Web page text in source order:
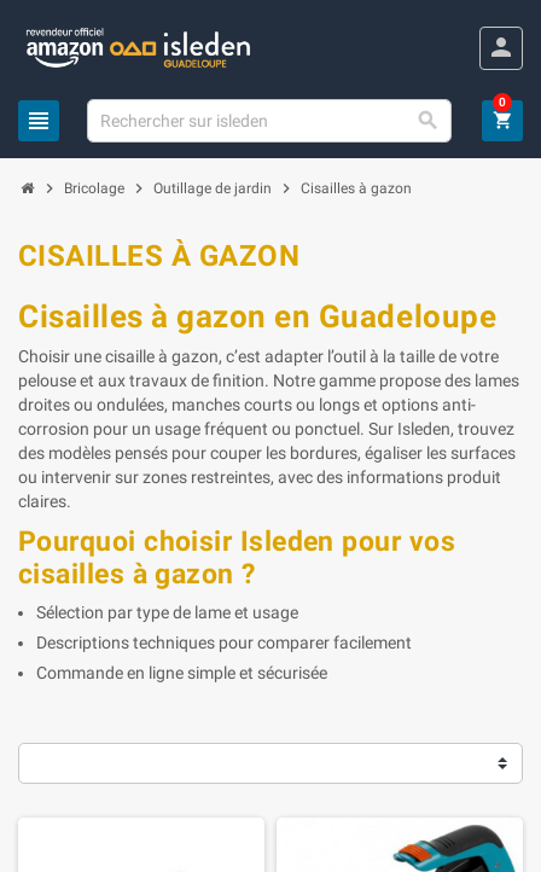
person
view_headline  shopping_cart
0
chevron_right Bricolage chevron_right Outillage de jardin chevron_right Cisailles à gazon
CISAILLES À GAZON
Cisailles à gazon en Guadeloupe
Choisir une cisaille à gazon, c’est adapter l’outil à la taille de votre
pelouse et aux travaux de finition. Notre gamme propose des lames
droites ou ondulées, manches courts ou longs et options anti-
corrosion pour un usage fréquent ou ponctuel. Sur Isleden, trouvez
des modèles pensés pour couper les bordures, égaliser les surfaces
ou intervenir sur zones restreintes, avec des informations produit
claires.
Pourquoi choisir Isleden pour vos
cisailles à gazon ?
Sélection par type de lame et usage
Descriptions techniques pour comparer facilement
Commande en ligne simple et sécurisée